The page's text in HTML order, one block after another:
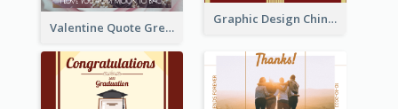
Graphic Design Chinese New Year Greeting Card With Decorations
Valentine Quote Greeting Card